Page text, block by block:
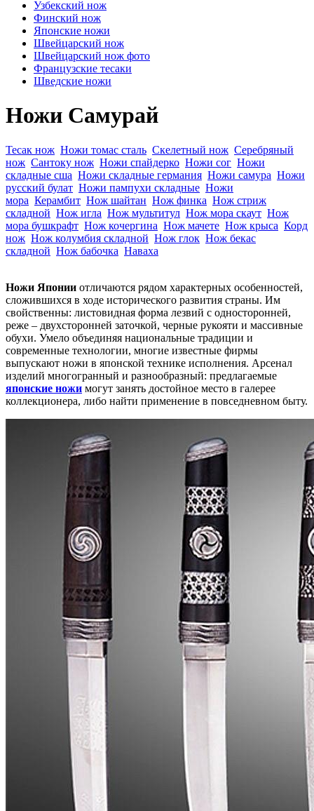
Узбекский нож
Финский нож
Японские ножи
Швейцарский нож
Швейцарский нож фото
Французские тесаки
Шведские ножи
Ножи Самурай
Тесак нож Ножи томас сталь Скелетный нож Серебряный
нож Сантоку нож Ножи спайдерко Ножи сог Ножи
складные сша Ножи складные германия Ножи самура Ножи
русский булат Ножи пампухи складные Ножи
мора Керамбит Нож шайтан Нож финка Нож стриж
складной Нож игла Нож мультитул Нож мора скаут Нож
мора бушкрафт Нож кочергина Нож мачете Нож крыса Корд
нож Нож колумбия складной Нож глок Нож бекас
складной Нож бабочка Наваха
Ножи Японии отличаются рядом характерных особенностей,
сложившихся в ходе исторического развития страны. Им
свойственны: листовидная форма лезвий с односторонней,
реже – двухсторонней заточкой, черные рукояти и массивные
обухи. Умело объединяя национальные традиции и
современные технологии, многие известные фирмы
выпускают ножи в японской технике исполнения. Арсенал
изделий многогранный и разнообразный: предлагаемые
японские ножи могут занять достойное место в галерее
коллекционера, либо найти применение в повседневном быту.